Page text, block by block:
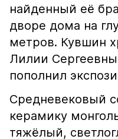
найденный её
дворе дома на
метров. Кувшин
Лилии
пополнил
Средневековый
керамику
тяжёлый,